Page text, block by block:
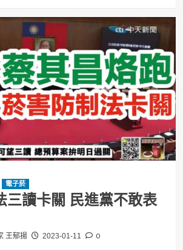
電子菸
三讀卡關 民進黨不敢表
王郁揚 2023-01-11 0